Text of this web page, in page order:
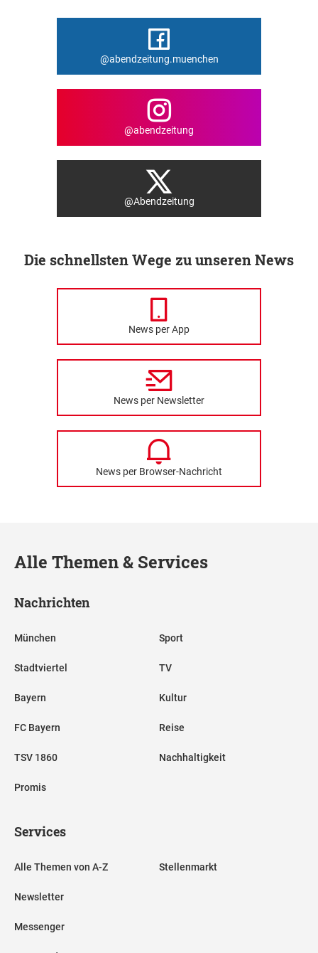
@abendzeitung.muenchen
@abendzeitung
@Abendzeitung
Die schnellsten Wege zu unseren News
News per App
News per Newsletter
News per Browser-Nachricht
Alle Themen & Services
Nachrichten
München
Stadtviertel
Bayern
FC Bayern
TSV 1860
Promis
Sport
TV
Kultur
Reise
Nachhaltigkeit
Services
Alle Themen von A-Z
Newsletter
Messenger
Stellenmarkt